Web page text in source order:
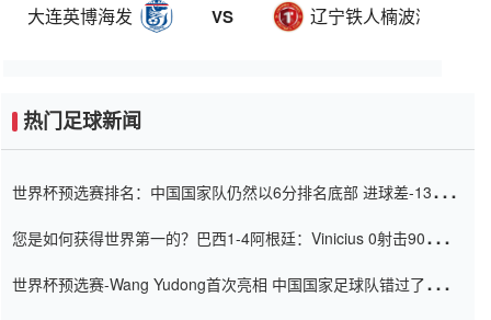
大连英博海发 VS 辽宁铁人楠波湾
热门足球新闻
世界杯预选赛排名：中国国家队仍然以6分排名底部 进球差-13令人
您是如何获得世界第一的？巴西1-4阿根廷：Vinicius 0射击90分钟
世界杯预选赛-Wang Yudong首次亮相 中国国家足球队错过了世界